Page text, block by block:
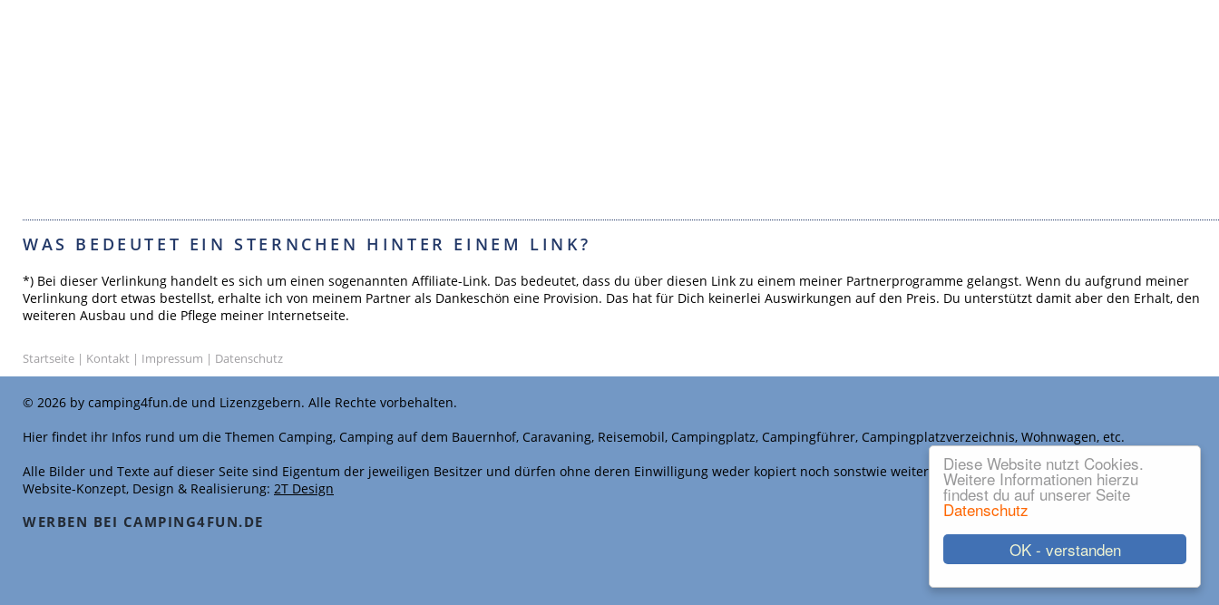
OK - verstanden
Diese Website nutzt Cookies.
Weitere Informationen hierzu
findest du auf unserer Seite
Datenschutz
WAS BEDEUTET EIN STERNCHEN HINTER EINEM LINK?
*) Bei dieser Verlinkung handelt es sich um einen sogenannten Affiliate-Link. Das bedeutet, dass du über diesen Link zu einem meiner Partnerprogramme gelangst. Wenn du aufgrund meiner
Verlinkung dort etwas bestellst, erhalte ich von meinem Partner als Dankeschön eine Provision. Das hat für Dich keinerlei Auswirkungen auf den Preis. Du unterstützt damit aber den Erhalt, den
weiteren Ausbau und die Pflege meiner Internetseite.
Startseite | Kontakt | Impressum | Datenschutz
© 2026 by camping4fun.de und Lizenzgebern. Alle Rechte vorbehalten.
Hier findet ihr Infos rund um die Themen Camping, Camping auf dem Bauernhof, Caravaning, Reisemobil, Campingplatz, Campingführer, Campingplatzverzeichnis, Wohnwagen, etc.
Alle Bilder und Texte auf dieser Seite sind Eigentum der jeweiligen Besitzer und dürfen ohne deren Einwilligung weder kopiert noch sonstwie weiter verwendet werden.
Website-Konzept, Design & Realisierung: 2T Design
WERBEN BEI CAMPING4FUN.DE